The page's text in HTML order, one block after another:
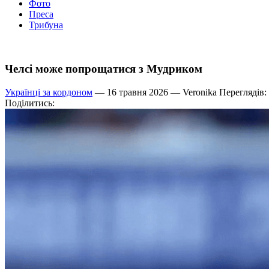
Фото
Преса
Трибуна
Челсі може попрощатися з Мудриком
Українці за кордоном — 16 травня 2026 — Veronika
Поділитись: